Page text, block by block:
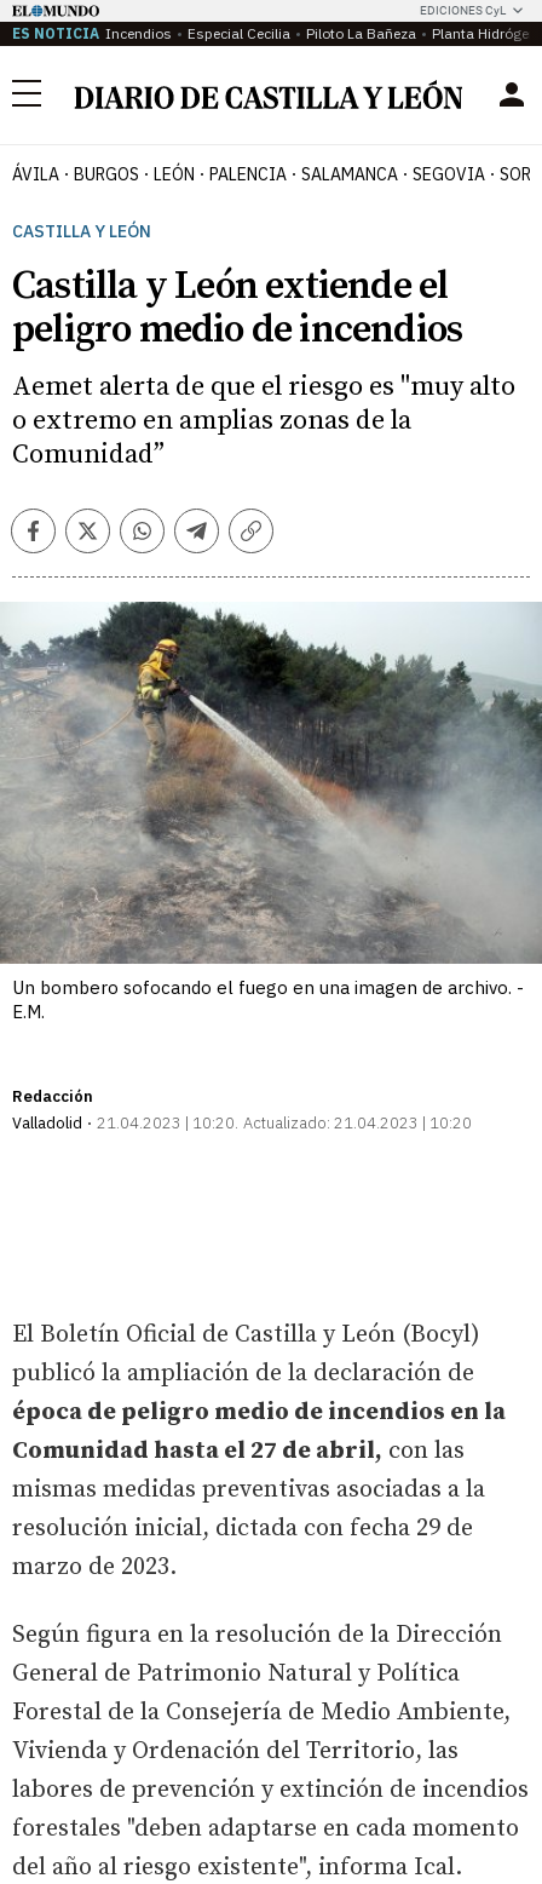
EDICIONES CyL
ES NOTICIA Incendios Especial Cecilia Piloto La Bañeza Planta
Menú
ÁVILA BURGOS LEÓN PALENCIA SALAMANCA SEGOVIA
CASTILLA Y LEÓN
Castilla y León extiende el
peligro medio de incendios
Aemet alerta de que el riesgo es "muy alto
o extremo en amplias zonas de la
Comunidad”
FacebookTwitterWhatsappTelegramCopiar
Un bombero sofocando el fuego en una imagen de archivo. -
E.M.
Redacción
Valladolid
21.04.2023 | 10:20 Actualizado: 21.04.2023 | 10:20
El Boletín Oficial de Castilla y León (Bocyl)
publicó la ampliación de la declaración de
época de peligro medio de incendios en la
Comunidad hasta el 27 de abril, con las
mismas medidas preventivas asociadas a la
resolución inicial, dictada con fecha 29 de
marzo de 2023.
Según figura en la resolución de la Dirección
General de Patrimonio Natural y Política
Forestal de la Consejería de Medio Ambiente,
Vivienda y Ordenación del Territorio, las
labores de prevención y extinción de incendios
forestales "deben adaptarse en cada momento
del año al riesgo existente", informa Ical.